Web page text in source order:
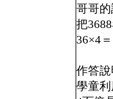
哥哥
把
36×4
作答說
學童